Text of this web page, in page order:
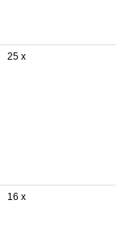
25 x
16 x